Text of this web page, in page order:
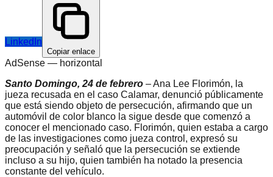
LinkedIn
Copiar enlace
AdSense — horizontal
Santo Domingo, 24 de febrero – Ana Lee Florimón, la
jueza recusada en el caso Calamar, denunció públicamente
que está siendo objeto de persecución, afirmando que un
automóvil de color blanco la sigue desde que comenzó a
conocer el mencionado caso. Florimón, quien estaba a cargo
de las investigaciones como jueza control, expresó su
preocupación y señaló que la persecución se extiende
incluso a su hijo, quien también ha notado la presencia
constante del vehículo.